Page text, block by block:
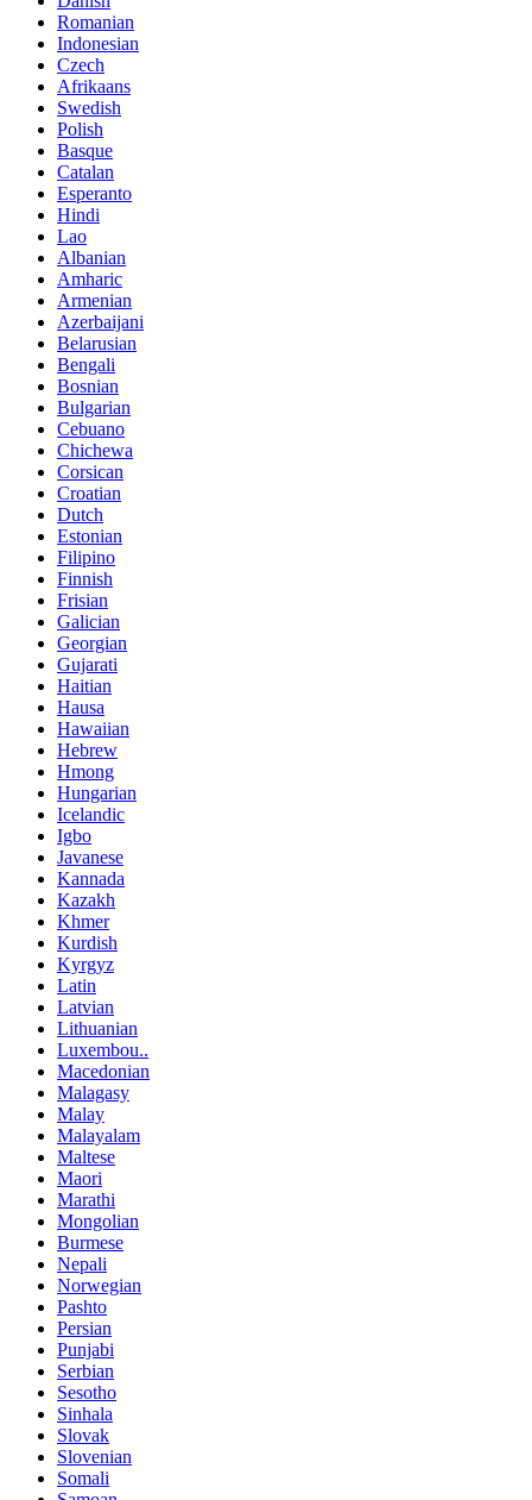
Romanian
Indonesian
Czech
Afrikaans
Swedish
Polish
Basque
Catalan
Esperanto
Hindi
Lao
Albanian
Amharic
Armenian
Azerbaijani
Belarusian
Bengali
Bosnian
Bulgarian
Cebuano
Chichewa
Corsican
Croatian
Dutch
Estonian
Filipino
Finnish
Frisian
Galician
Georgian
Gujarati
Haitian
Hausa
Hawaiian
Hebrew
Hmong
Hungarian
Icelandic
Igbo
Javanese
Kannada
Kazakh
Khmer
Kurdish
Kyrgyz
Latin
Latvian
Lithuanian
Luxembou..
Macedonian
Malagasy
Malay
Malayalam
Maltese
Maori
Marathi
Mongolian
Burmese
Nepali
Norwegian
Pashto
Persian
Punjabi
Serbian
Sesotho
Sinhala
Slovak
Slovenian
Somali